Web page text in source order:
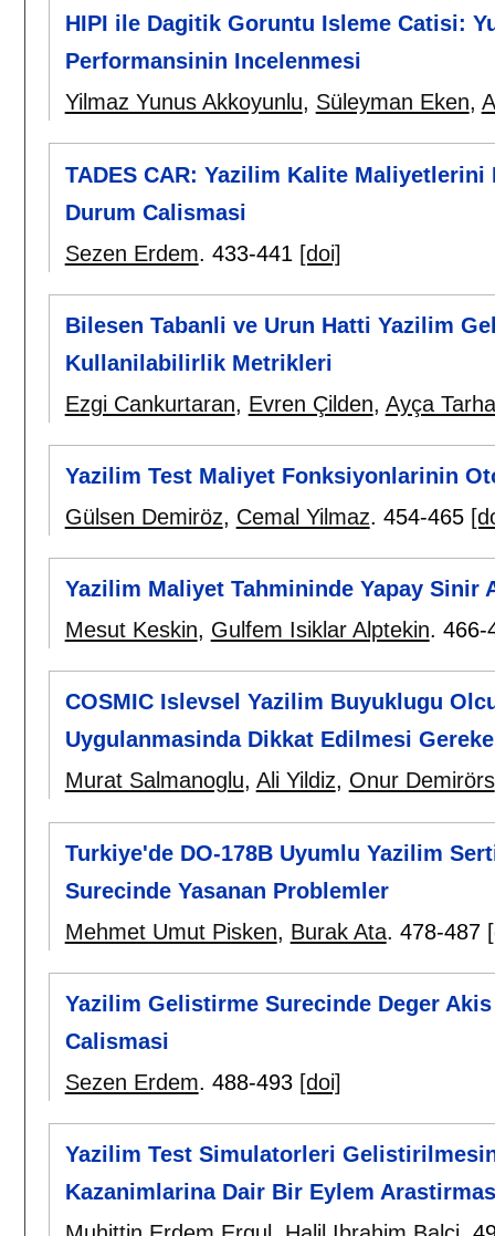
HIPI ile Dagitik Goruntu Isleme Catisi:
Performansinin Incelenmesi
Yilmaz Yunus Akkoyunlu, Süleyman Eken,
TADES CAR: Yazilim Kalite
Durum Calismasi
Sezen Erdem. 433-441 [doi]
Bilesen Tabanli ve Urun Hatti Yazilim
Kullanilabilirlik Metrikleri
Ezgi Cankurtaran, Evren Çilden, Ayça
Yazilim Test Maliyet Fonksiyonlarinin
Gülsen Demiröz, Cemal Yilmaz. 454-465
Yazilim Maliyet Tahmininde Yapay Sinir
Mesut Keskin, Gulfem Isiklar Alptekin. 466-
COSMIC Islevsel Yazilim Buyuklugu
Uygulanmasinda Dikkat Edilmesi
Murat Salmanoglu, Ali Yildiz, Onur Demirörs
Turkiye'de DO-178B Uyumlu Yazilim
Surecinde Yasanan Problemler
Mehmet Umut Pisken, Burak Ata. 478-487
Yazilim Gelistirme Surecinde Deger
Calismasi
Sezen Erdem. 488-493 [doi]
Yazilim Test Simulatorleri
Kazanimlarina Dair Bir Eylem